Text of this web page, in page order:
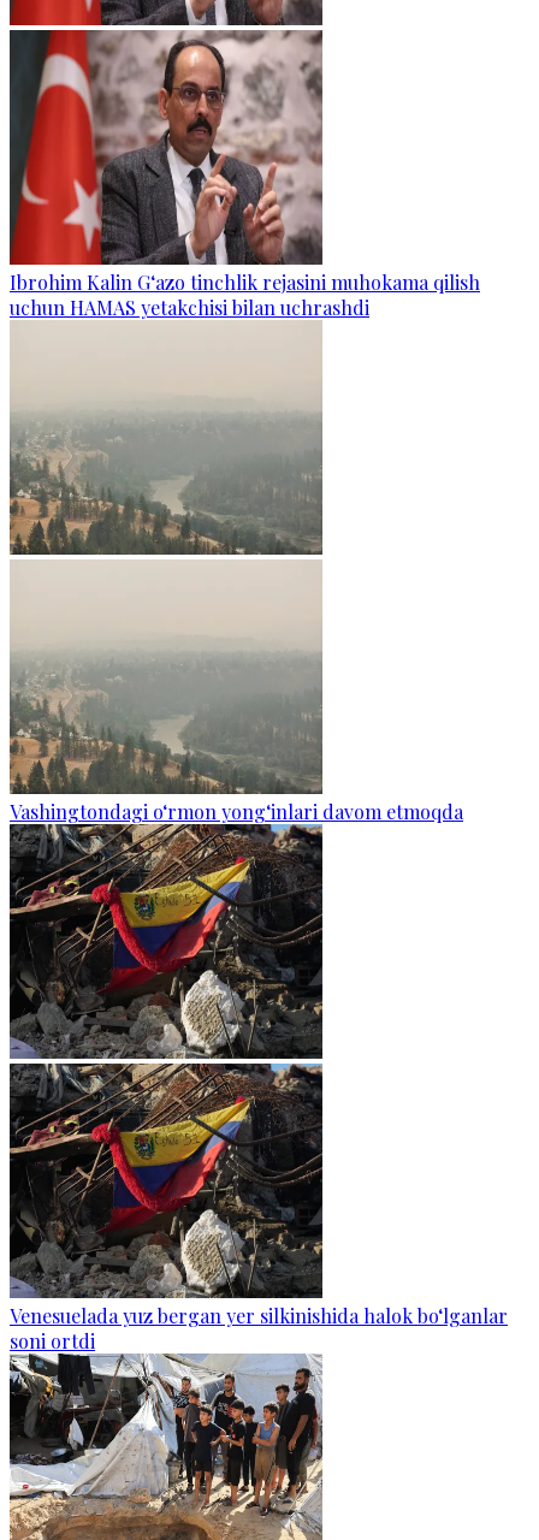
Ibrohim Kalin G‘azo tinchlik rejasini muhokama qilish
uchun HAMAS yetakchisi bilan uchrashdi
Vashingtondagi o‘rmon yong‘inlari davom etmoqda
Venesuelada yuz bergan yer silkinishida halok bo‘lganlar
soni ortdi